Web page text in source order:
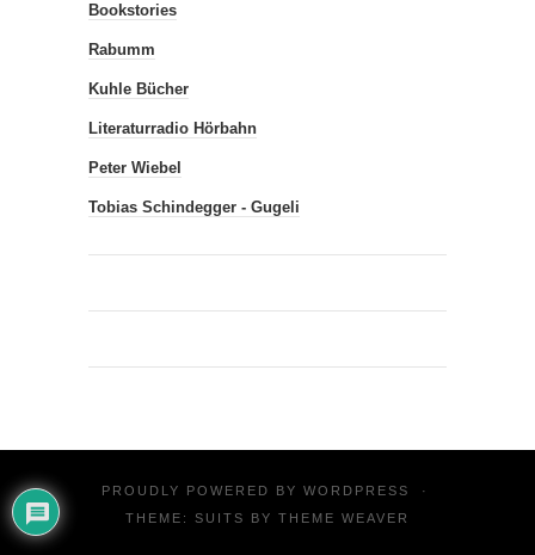
Bookstories
Rabumm
Kuhle Bücher
Literaturradio Hörbahn
Peter Wiebel
Tobias Schindegger - Gugeli
PROUDLY POWERED BY WORDPRESS
·
THEME: SUITS BY THEME WEAVER